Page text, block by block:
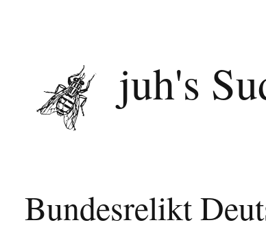
juh's
Bundesrelikt